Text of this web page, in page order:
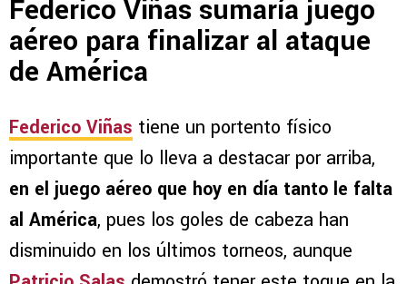
Federico Viñas sumaría juego
aéreo para finalizar al ataque
de América
Federico Viñas tiene un portento físico
importante que lo lleva a destacar por arriba,
en el juego aéreo que hoy en día tanto le falta
al América, pues los goles de cabeza han
disminuido en los últimos torneos, aunque